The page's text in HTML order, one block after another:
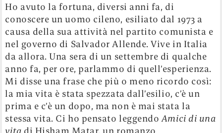
Ho avuto la fortuna, diversi anni fa, di
conoscere un uomo cileno, esiliato dal 1973 a
causa della sua attività nel partito comunista e
nel governo di Salvador Allende. Vive in Italia
da allora. Una sera di un settembre di qualche
anno fa, per ore, parlammo di quell’esperienza.
Mi disse una frase che più o meno ricordo così:
la mia vita è stata spezzata dall’esilio, c’è un
prima e c’è un dopo, ma non è mai stata la
stessa vita. Ci ho pensato leggendo Amici di una
vita di Hisham Matar, un romanzo